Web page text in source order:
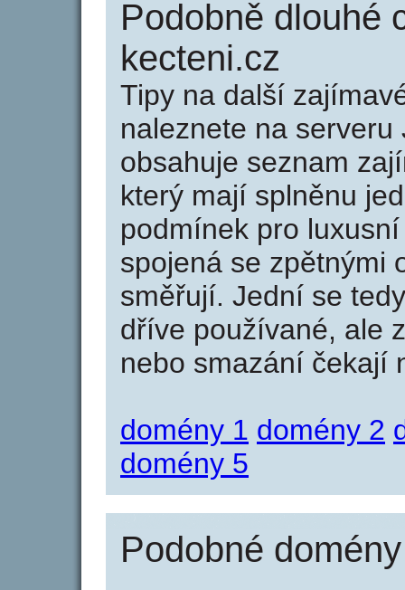
Podobně dlouhé
kecteni.cz
Tipy na další
naleznete na serveru
obsahuje seznam
který mají splněnu
podmínek pro
spojená se zpětnými
směřují. Jední se
dříve používané, ale
nebo smazání čekají
domény 1 domény 2
domény 5
Podobné